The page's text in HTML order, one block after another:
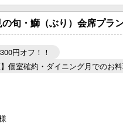
旬・鰤（ぶり）会席プラ
円オフ！！
】個室確約・ダイニング月でのお